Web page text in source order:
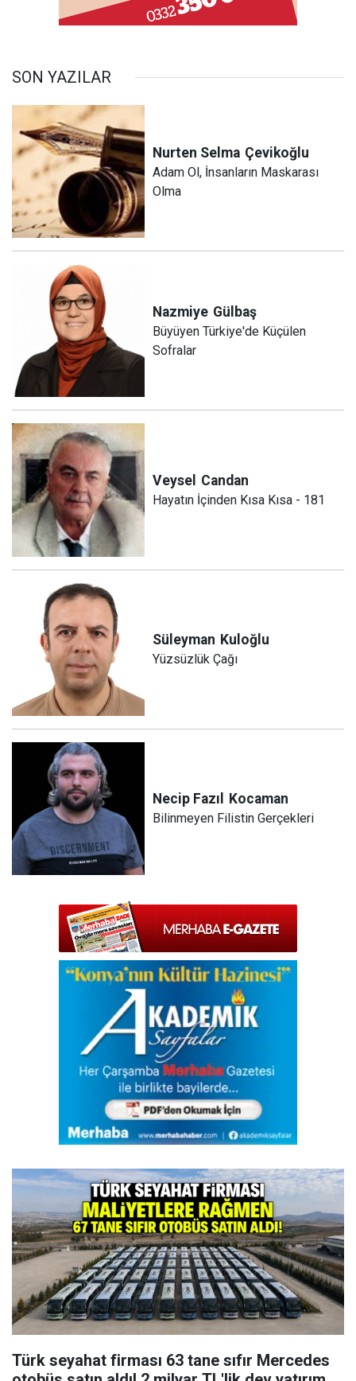
SON YAZILAR
Nurten Selma Çevikoğlu
Adam Ol, İnsanların Maskarası
Olma
Nazmiye Gülbaş
Büyüyen Türkiye'de Küçülen
Sofralar
Veysel Candan
Hayatın İçinden Kısa Kısa - 181
Süleyman Kuloğlu
Yüzsüzlük Çağı
Necip Fazıl Kocaman
Bilinmeyen Filistin Gerçekleri
Türk seyahat firması 63 tane sıfır Mercedes